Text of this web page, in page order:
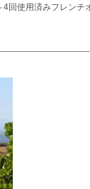
回使用済みフレン